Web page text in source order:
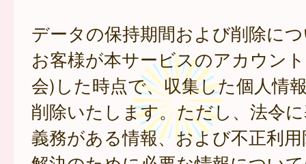
データの保持期間および削除に
お客様が本サービスのアカウン
会)した時点で、収集した個人情
削除いたします。ただし、法令
義務がある情報、および不正利